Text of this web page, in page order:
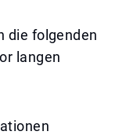
die folgenden
langen